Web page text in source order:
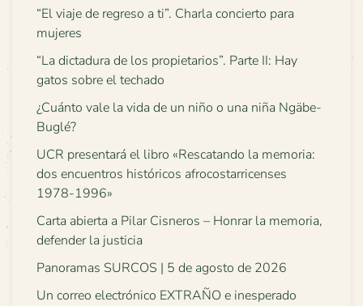
“El viaje de regreso a ti”. Charla concierto para
mujeres
“La dictadura de los propietarios”. Parte II: Hay
gatos sobre el techado
¿Cuánto vale la vida de un niño o una niña Ngäbe-
Buglé?
UCR presentará el libro «Rescatando la memoria:
dos encuentros históricos afrocostarricenses
1978-1996»
Carta abierta a Pilar Cisneros – Honrar la memoria,
defender la justicia
Panoramas SURCOS | 5 de agosto de 2026
Un correo electrónico EXTRAÑO e inesperado